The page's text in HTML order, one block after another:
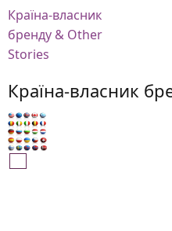
Країна-власник
бренду & Other
Stories
Країна-власник